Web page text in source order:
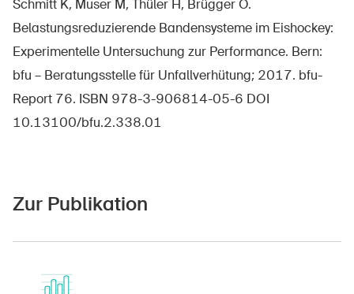
Schmitt K, Muser M, Thüler H, Brügger O.
Belastungsreduzierende Bandensysteme im Eishockey:
Experimentelle Untersuchung zur Performance. Bern:
bfu – Beratungsstelle für Unfallverhütung; 2017. bfu-
Report 76. ISBN 978-3-906814-05-6 DOI
10.13100/bfu.2.338.01
Zur Publikation